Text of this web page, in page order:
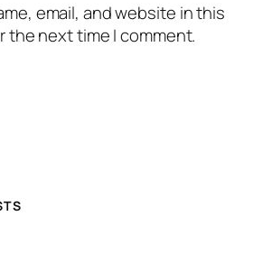
email, and website in this
the next time I comment.